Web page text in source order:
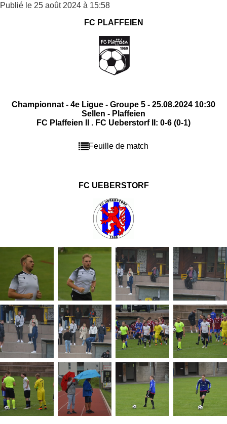
Publié le 25 août 2024 à 15:58
FC PLAFFEIEN
Championnat - 4e Ligue - Groupe 5 - 25.08.2024 10:30
Sellen - Plaffeien
FC Plaffeien II . FC Ueberstorf II: 0-6 (0-1)
Feuille de match
FC UEBERSTORF